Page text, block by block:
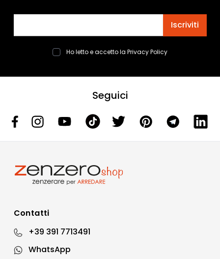
Iscriviti
Ho letto e accetto la Privacy Policy
Seguici
Contatti
+39 391 7713491
WhatsApp